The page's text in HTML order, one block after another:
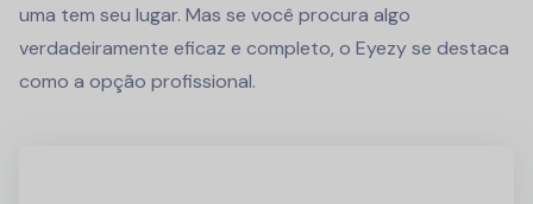
uma tem seu lugar. Mas se você procura algo
verdadeiramente eficaz e completo, o Eyezy se destaca
como a opção profissional.